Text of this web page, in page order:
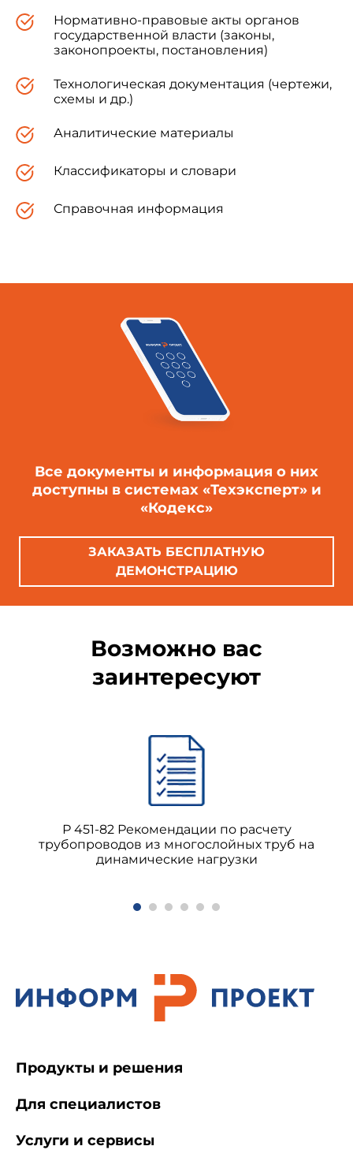
Нормативно-правовые акты органов
государственной власти (законы,
законопроекты, постановления)
Технологическая документация (чертежи,
схемы и др.)
Аналитические материалы
Классификаторы и словари
Справочная информация
Все документы и информация о них
доступны в системах «Техэксперт» и
«Кодекс»
ЗАКАЗАТЬ БЕСПЛАТНУЮ
ДЕМОНСТРАЦИЮ
Возможно вас
заинтересуют
Р 451-82 Рекомендации по расчету
трубопроводов из многослойных труб на
динамические нагрузки
Продукты и решения
Для специалистов
Услуги и сервисы